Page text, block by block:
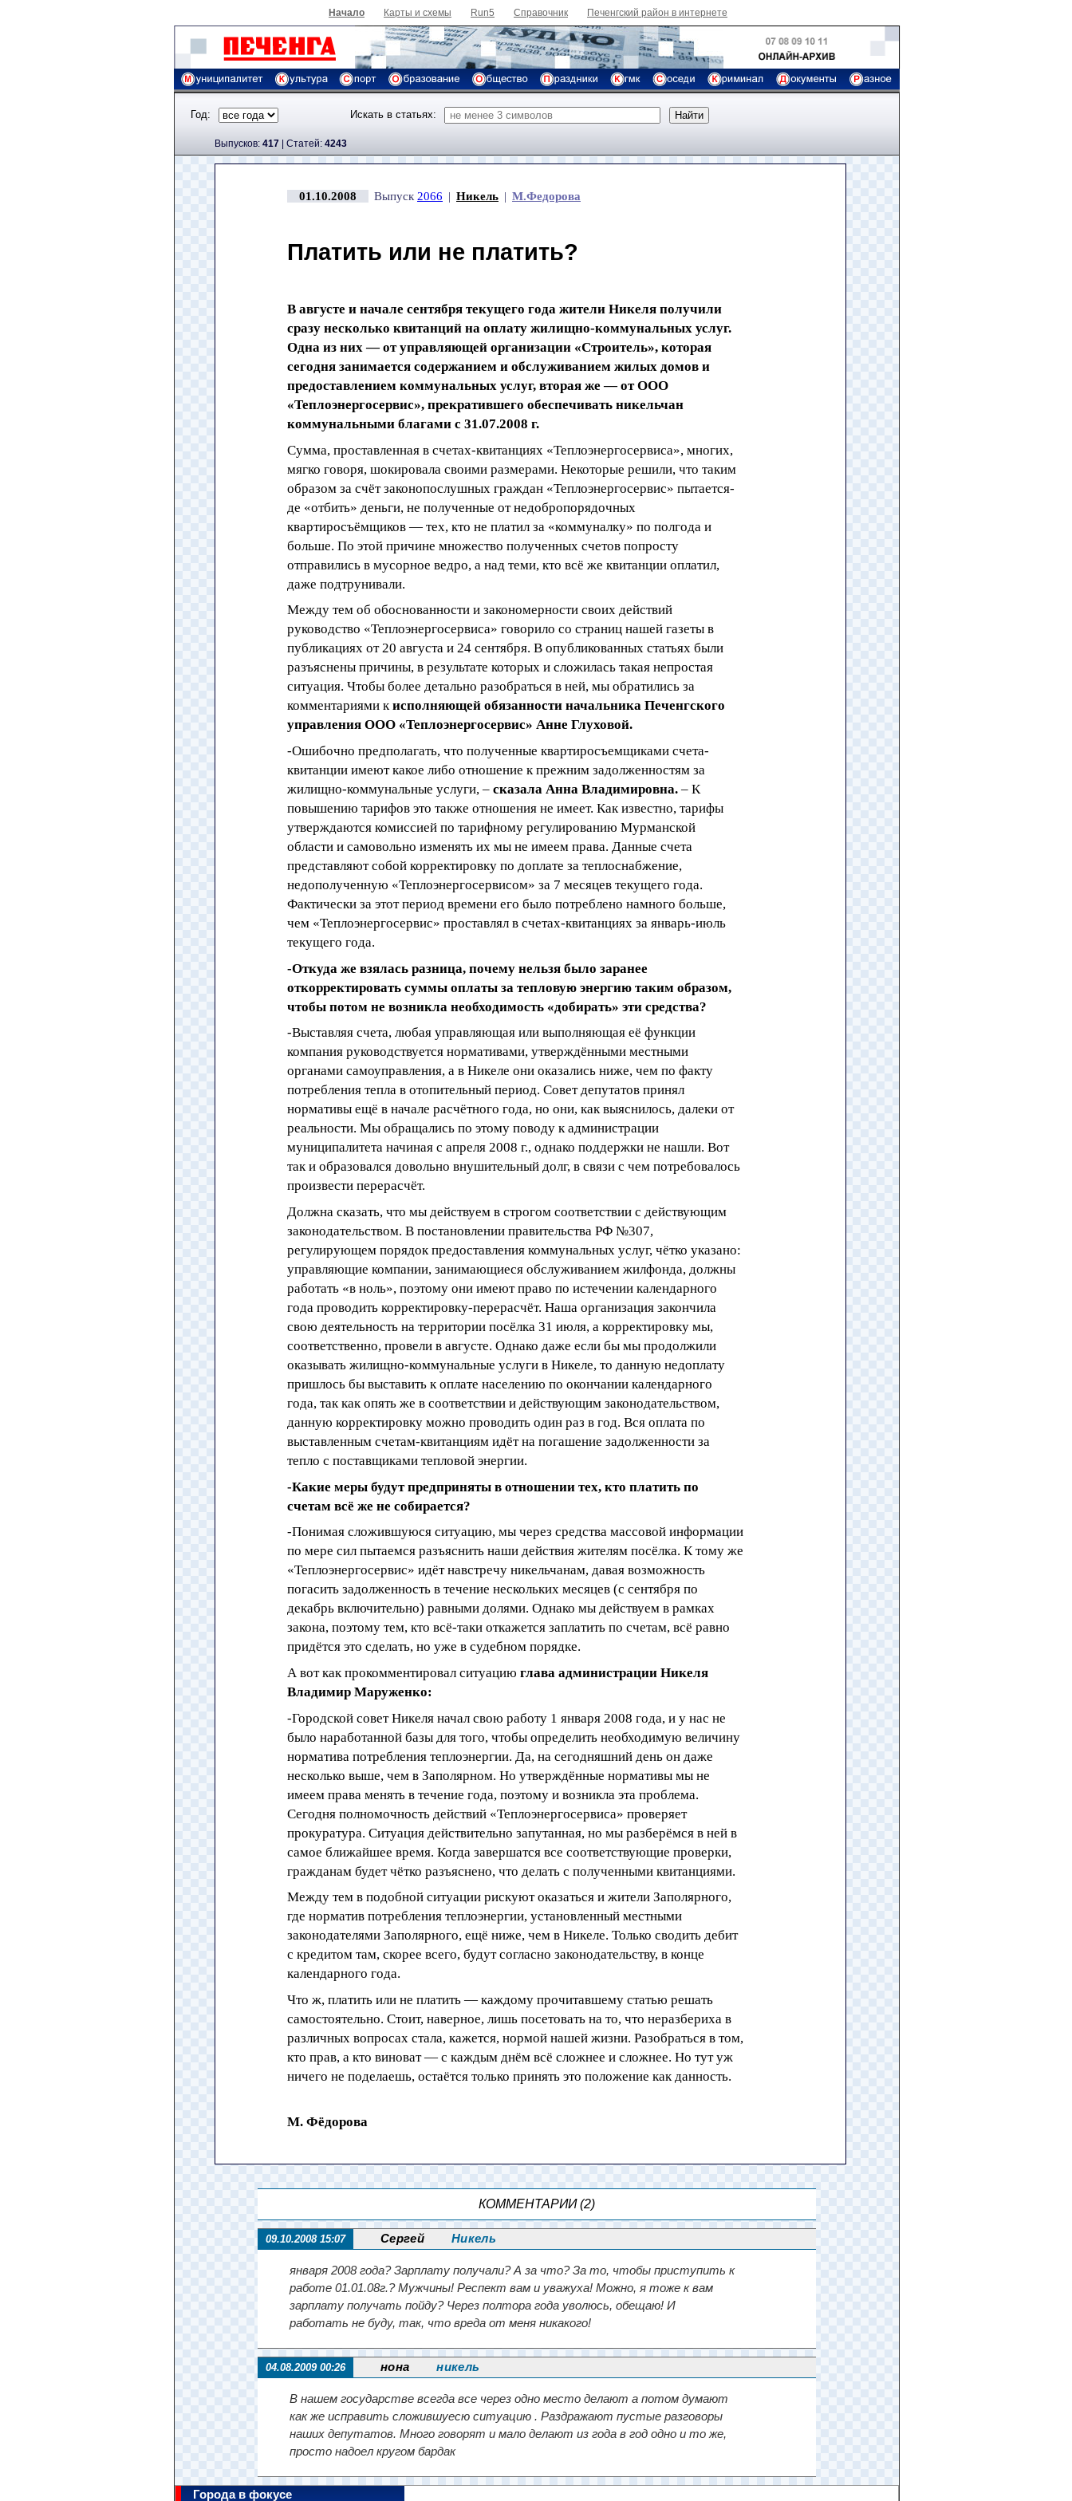
Начало Карты и схемы Run5 Справочник Печенгский район в интернете
Год: Искать в статьях:
Выпусков: 417 | Cтатей: 4243
01.10.2008 Выпуск 2066 | Никель | М.Федорова
Платить или не платить?
В августе и начале сентября текущего года жители Никеля получили
сразу несколько квитанций на оплату жилищно-коммунальных услуг.
Одна из них — от управляющей организации «Строитель», которая
сегодня занимается содержанием и обслуживанием жилых домов и
предоставлением коммунальных услуг, вторая же — от ООО
«Теплоэнергосервис», прекратившего обеспечивать никельчан
коммунальными благами с 31.07.2008 г.
Сумма, проставленная в счетах-квитанциях «Теплоэнергосервиса», многих,
мягко говоря, шокировала своими размерами. Некоторые решили, что таким
образом за счёт законопослушных граждан «Теплоэнергосервис» пытается-
де «отбить» деньги, не полученные от недобропорядочных
квартиросъёмщиков — тех, кто не платил за «коммуналку» по полгода и
больше. По этой причине множество полученных счетов попросту
отправились в мусорное ведро, а над теми, кто всё же квитанции оплатил,
даже подтрунивали.
Между тем об обоснованности и закономерности своих действий
руководство «Теплоэнергосервиса» говорило со страниц нашей газеты в
публикациях от 20 августа и 24 сентября. В опубликованных статьях были
разъяснены причины, в результате которых и сложилась такая непростая
ситуация. Чтобы более детально разобраться в ней, мы обратились за
комментариями кисполняющей обязанности начальника Печенгского
управления ООО «Теплоэнергосервис» Анне Глуховой.
-Ошибочно предполагать, что полученные квартиросъемщиками счета-
квитанции имеют какое либо отношение к прежним задолженностям за
жилищно-коммунальные услуги, – сказала Анна Владимировна. – К
повышению тарифов это также отношения не имеет. Как известно, тарифы
утверждаются комиссией по тарифному регулированию Мурманской
области и самовольно изменять их мы не имеем права. Данные счета
представляют собой корректировку по доплате за теплоснабжение,
недополученную «Теплоэнергосервисом» за 7 месяцев текущего года.
Фактически за этот период времени его было потреблено намного больше,
чем «Теплоэнергосервис» проставлял в счетах-квитанциях за январь-июль
текущего года.
-Откуда же взялась разница, почему нельзя было заранее
откорректировать суммы оплаты за тепловую энергию таким образом,
чтобы потом не возникла необходимость «добирать» эти средства?
-Выставляя счета, любая управляющая или выполняющая её функции
компания руководствуется нормативами, утверждёнными местными
органами самоуправления, а в Никеле они оказались ниже, чем по факту
потребления тепла в отопительный период. Совет депутатов принял
нормативы ещё в начале расчётного года, но они, как выяснилось, далеки от
реальности. Мы обращались по этому поводу к администрации
муниципалитета начиная с апреля 2008 г., однако поддержки не нашли. Вот
так и образовался довольно внушительный долг, в связи с чем потребовалось
произвести перерасчёт.
Должна сказать, что мы действуем в строгом соответствии с действующим
законодательством. В постановлении правительства РФ №307,
регулирующем порядок предоставления коммунальных услуг, чётко указано:
управляющие компании, занимающиеся обслуживанием жилфонда, должны
работать «в ноль», поэтому они имеют право по истечении календарного
года проводить корректировку-перерасчёт. Наша организация закончила
свою деятельность на территории посёлка 31 июля, а корректировку мы,
соответственно, провели в августе. Однако даже если бы мы продолжили
оказывать жилищно-коммунальные услуги в Никеле, то данную недоплату
пришлось бы выставить к оплате населению по окончании календарного
года, так как опять же в соответствии и действующим законодательством,
данную корректировку можно проводить один раз в год. Вся оплата по
выставленным счетам-квитанциям идёт на погашение задолженности за
тепло с поставщиками тепловой энергии.
-Какие меры будут предприняты в отношении тех, кто платить по
счетам всё же не собирается?
-Понимая сложившуюся ситуацию, мы через средства массовой информации
по мере сил пытаемся разъяснить наши действия жителям посёлка. К тому же
«Теплоэнергосервис» идёт навстречу никельчанам, давая возможность
погасить задолженность в течение нескольких месяцев (с сентября по
декабрь включительно) равными долями. Однако мы действуем в рамках
закона, поэтому тем, кто всё-таки откажется заплатить по счетам, всё равно
придётся это сделать, но уже в судебном порядке.
А вот как прокомментировал ситуацию глава администрации Никеля
Владимир Маруженко:
-Городской совет Никеля начал свою работу 1 января 2008 года, и у нас не
было наработанной базы для того, чтобы определить необходимую величину
норматива потребления теплоэнергии. Да, на сегодняшний день он даже
несколько выше, чем в Заполярном. Но утверждённые нормативы мы не
имеем права менять в течение года, поэтому и возникла эта проблема.
Сегодня полномочность действий «Теплоэнергосервиса» проверяет
прокуратура. Ситуация действительно запутанная, но мы разберёмся в ней в
самое ближайшее время. Когда завершатся все соответствующие проверки,
гражданам будет чётко разъяснено, что делать с полученными квитанциями.
Между тем в подобной ситуации рискуют оказаться и жители Заполярного,
где норматив потребления теплоэнергии, установленный местными
законодателями Заполярного, ещё ниже, чем в Никеле. Только сводить дебит
с кредитом там, скорее всего, будут согласно законодательству, в конце
календарного года.
Что ж, платить или не платить — каждому прочитавшему статью решать
самостоятельно. Стоит, наверное, лишь посетовать на то, что неразбериха в
различных вопросах стала, кажется, нормой нашей жизни. Разобраться в том,
кто прав, а кто виноват — с каждым днём всё сложнее и сложнее. Но тут уж
ничего не поделаешь, остаётся только принять это положение как данность.
М. Фёдорова
КОММЕНТАРИИ (2)
09.10.2008 15:07 Сергей Никель
января 2008 года? Зарплату получали? А за что? За то, чтобы приступить к
работе 01.01.08г.? Мужчины! Респект вам и уважуха! Можно, я тоже к вам
зарплату получать пойду? Через полтора года уволюсь, обещаю! И
работать не буду, так, что вреда от меня никакого!
04.08.2009 00:26 нона никель
В нашем государстве всегда все через одно место делают а потом думают
как же исправить сложившуесю ситуацию . Раздражают пустые разговоры
наших депутатов. Много говорят и мало делают из года в год одно и то же,
просто надоел кругом бардак
Города в фокусе